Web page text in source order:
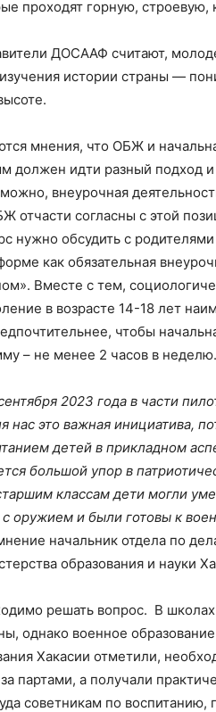
проходят горную, строевую,
ДОСААФ считают,
истории страны —
мнения, что ОБЖ и
должен идти разный подход
внеурочная
отчасти согласны с этой
нужно обсудить с
как обязательная
Вместе с тем,
в возрасте 14-18 лет
чтобы
– не менее 2 часов в неделю.
2023 года в части
нас это важная инициатива,
детей в прикладном
большой упор в
классам дети могли
оружием и были готовы к
начальник отдела по
образования и науки
решать вопрос. В
однако военное
Хакасии отметили,
партами, а получали
советникам по